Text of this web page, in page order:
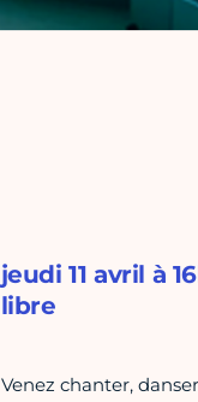
jeudi 11 avril à
libre
Venez chanter,